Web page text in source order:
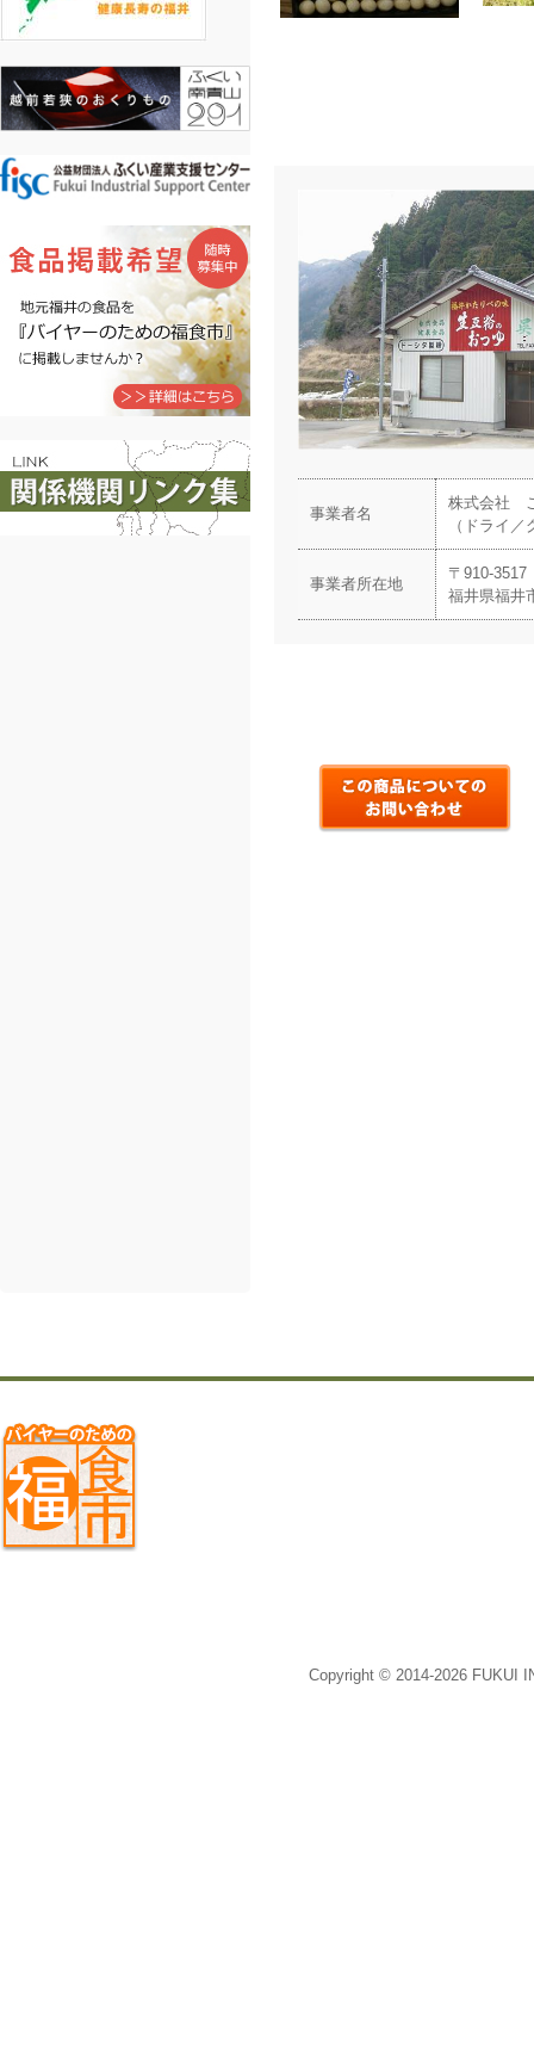
事業者名
株式会社
（ドライ
事業者所在地
〒910-3517
福井県福井
Copyright © 2014-2026 FUKUI